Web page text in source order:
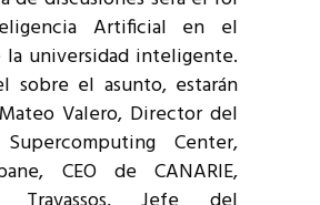
Artificial en el
universidad inteligente.
sobre el asunto, estarán
Valero, Director del
Center,
CEO de CANARIE,